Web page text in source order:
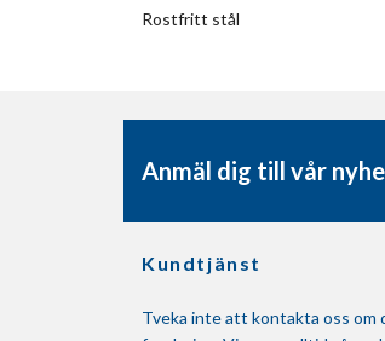
Rostfritt stål
Anmäl dig till vår
Kundtjänst
Tveka inte att kontakta oss om